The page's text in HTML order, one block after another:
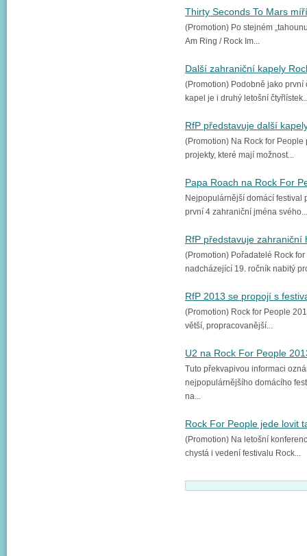
Thirty Seconds To Mars
(Promotion) Po stejném
Am Ring / Rock Im...
Další zahraniční kapely
(Promotion) Podobně jako první
kapel je i druhý letošní
RfP představuje další
(Promotion) Na Rock for
projekty, které mají možnost...
Papa Roach na Rock For
Nejpopulárnější domácí festival
první 4 zahraniční jména svého...
RfP představuje zahraniční
(Promotion) Pořadatelé Rock
nadcházející 19. ročník nabitý
RfP 2013 se propojí s
(Promotion) Rock for People
větší, propracovanější...
U2 na Rock For People
Tuto překvapivou informaci
nejpopulárnějšího domácího
na...
Rock For People jede lovit
(Promotion) Na letošní
chystá i vedení festivalu Rock...